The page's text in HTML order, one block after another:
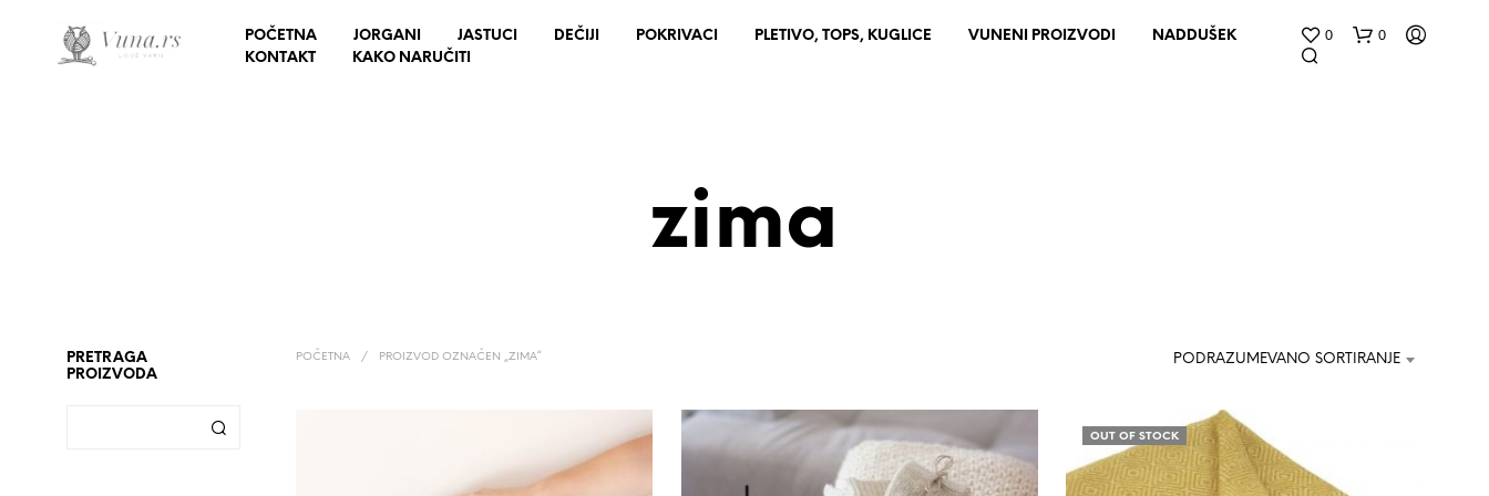
POČETNA JORGANI JASTUCI DEČIJI POKRIVACI PLETIVO, TOPS, KUGLICE VUNENI PROIZVODI
NADDUŠEK
KONTAKT
KAKO NARUČITI
0 0
A
zima
PRETRAGA
PROIZVODA
POČETNA / PROIZVOD OZNAČEN „ZIMA“ PODRAZUMEVANO SORTIRANJE
OUT OF STOCK